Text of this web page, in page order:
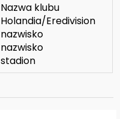
Nazwa klubu
Holandia/Eredivision
nazwisko
nazwisko
stadion